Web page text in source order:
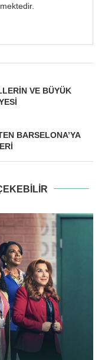
VE BÜYÜK
BARSELONA’YA